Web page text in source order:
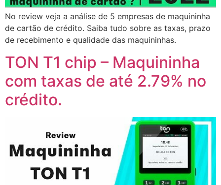
No review veja a análise de 5 empresas de maquininha
de cartão de crédito. Saiba tudo sobre as taxas, prazo
de recebimento e qualidade das maquininhas.
TON T1 chip – Maquininha
com taxas de até 2.79% no
crédito.